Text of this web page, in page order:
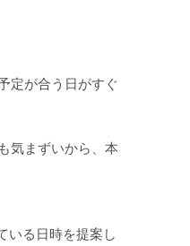
定が合う日がすぐ
気まずいから、本
いる日時を提案し